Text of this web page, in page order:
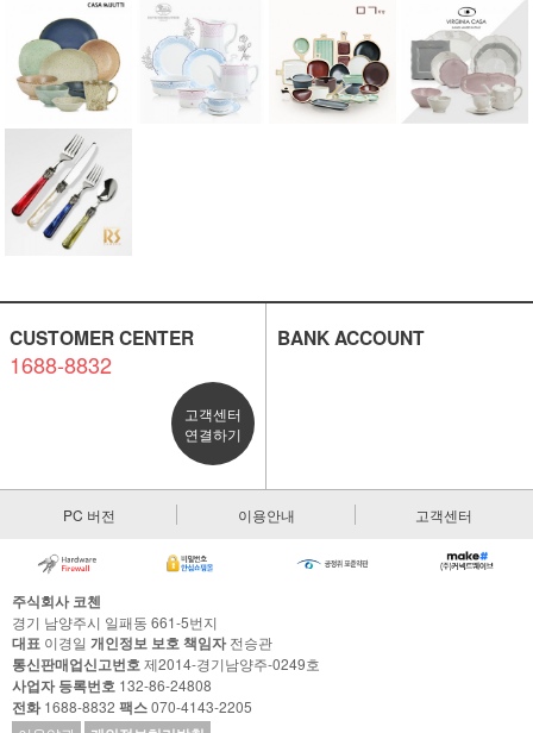
CUSTOMER CENTER
1688-8832
고객센터
연결하기
BANK ACCOUNT
PC 버전 이용안내 고객센터
주식회사 코첸
경기 남양주시 일패동 661-5번지
대표 이경일 개인정보 보호 책임자전승관
통신판매업신고번호제2014-경기남양주-0249호
사업자 등록번호 132-86-24808
전화1688-8832 팩스070-4143-2205